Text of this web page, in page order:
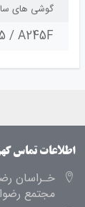
گوشی های
/ A245F
اطلاعات تماس
مجتمع رضوان -